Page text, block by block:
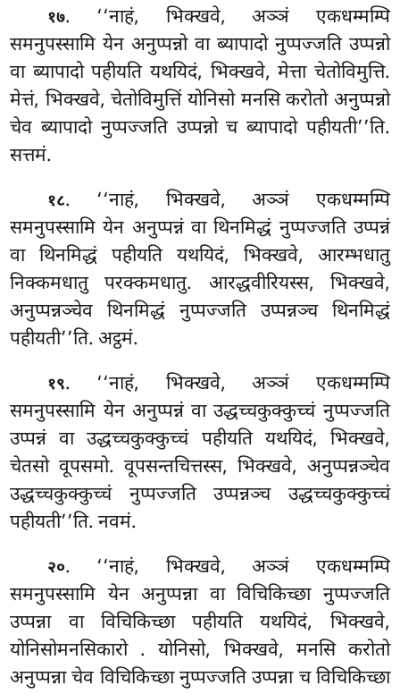
१७. ‘‘नाहं, भिक्खवे, अञ्ञं एकधम्मम्पि
समनुपस्सामि येन अनुप्पन्नो वा ब्यापादो नुप्पज्जति उप्पन्नो
वा ब्यापादो पहीयति यथयिदं, भिक्खवे, मेत्ता चेतोविमुत्ति.
मेत्तं, भिक्खवे, चेतोविमुत्तिं योनिसो मनसि करोतो अनुप्पन्नो
चेव ब्यापादो नुप्पज्जति उप्पन्नो च ब्यापादो पहीयती’’ति.
सत्तमं.
१८. ‘‘नाहं, भिक्खवे, अञ्ञं एकधम्मम्पि
समनुपस्सामि येन अनुप्पन्नं वा थिनमिद्धं नुप्पज्जति उप्पन्नं
वा थिनमिद्धं पहीयति यथयिदं, भिक्खवे, आरम्भधातु
निक्कमधातु परक्कमधातु. आरद्धवीरियस्स, भिक्खवे,
अनुप्पन्नञ्चेव थिनमिद्धं नुप्पज्जति उप्पन्नञ्च थिनमिद्धं
पहीयती’’ति. अट्ठमं.
१९. ‘‘नाहं, भिक्खवे, अञ्ञं एकधम्मम्पि
समनुपस्सामि येन अनुप्पन्नं वा उद्धच्चकुक्कुच्चं नुप्पज्जति
उप्पन्नं वा उद्धच्चकुक्कुच्चं पहीयति यथयिदं, भिक्खवे,
चेतसो वूपसमो. वूपसन्तचित्तस्स, भिक्खवे, अनुप्पन्नञ्चेव
उद्धच्चकुक्कुच्चं नुप्पज्जति उप्पन्नञ्च उद्धच्चकुक्कुच्चं
पहीयती’’ति. नवमं.
२०. ‘‘नाहं, भिक्खवे, अञ्ञं एकधम्मम्पि
समनुपस्सामि येन अनुप्पन्ना वा विचिकिच्छा नुप्पज्जति
उप्पन्ना वा विचिकिच्छा पहीयति यथयिदं, भिक्खवे,
योनिसोमनसिकारो . योनिसो, भिक्खवे, मनसि करोतो
अनुप्पन्ना चेव विचिकिच्छा नुप्पज्जति उप्पन्ना च विचिकिच्छा